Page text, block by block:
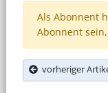
Als Abonnent
Abonnent
vorheriger